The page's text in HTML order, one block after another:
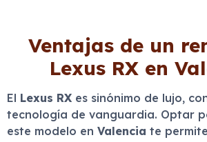
Ventajas de un
Lexus RX en
El Lexus RX es sinónimo de lujo,
tecnología de vanguardia. Optar
este modelo en Valencia te